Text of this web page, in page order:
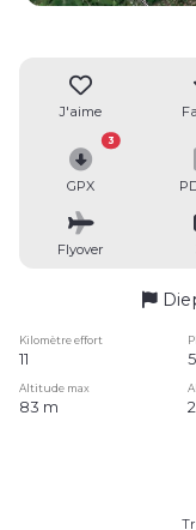
J'aime
GPX
3
Flyover
Kilomètre effort
11
Altitude max
83 m